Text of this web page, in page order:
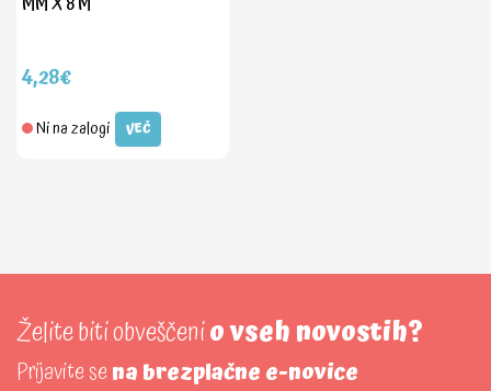
4,28€
Ni na zalogi VEČ
Želite biti obveščenio vseh novostih?
Prijavite sena brezplačne e-novice